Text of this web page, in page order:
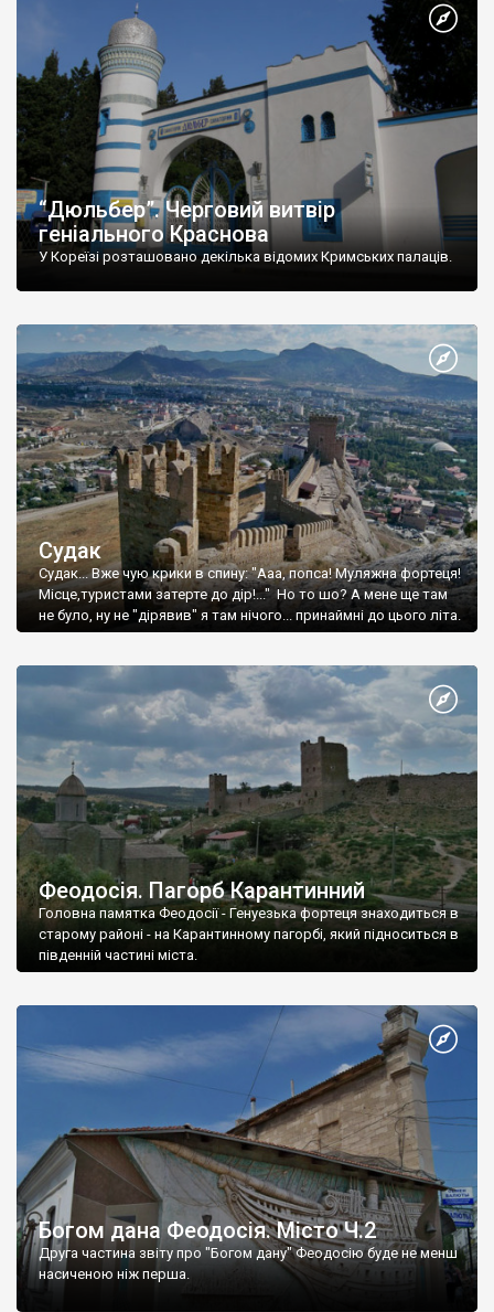
“Дюльбер”. Черговий витвір
геніального Краснова
У Кореїзі розташовано декілька відомих Кримських палаців.
Судак
Судак... Вже чую крики в спину: "Ааа, попса! Муляжна фортеця!
Місце,туристами затерте до дір!..." Но то шо? А мене ще там
не було, ну не "дірявив" я там нічого... принаймні до цього літа.
Феодосія. Пагорб Карантинний
Головна памятка Феодосії - Генуезька фортеця знаходиться в
старому районі - на Карантинному пагорбі, який підноситься в
південній частині міста.
Богом дана Феодосія. Місто Ч.2
Друга частина звіту про "Богом дану" Феодосію буде не менш
насиченою ніж перша.